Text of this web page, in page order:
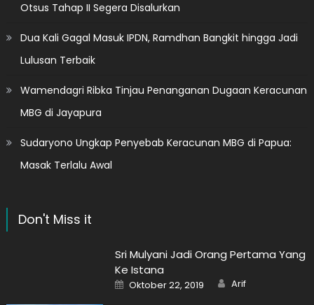
Otsus Tahap II Segera Disalurkan
Dua Kali Gagal Masuk IPDN, Ramdhan Bangkit hingga Jadi
Lulusan Terbaik
Wamendagri Ribka Tinjau Penanganan Dugaan Keracunan
MBG di Jayapura
Sudaryono Ungkap Penyebab Keracunan MBG di Papua:
Masak Terlalu Awal
Don't Miss it
Sri Mulyani Jadi Orang Pertama Yang
Ke Istana
Posted
on
Oktober 22, 2019 Author
Arif